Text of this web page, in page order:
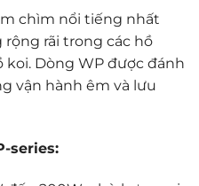
chìm nổi tiếng nhất
rộng rãi trong các hồ
koi. Dòng WP được đánh
vận hành êm và lưu
series: